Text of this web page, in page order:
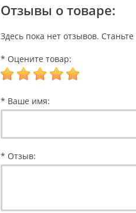
Отзывы о товаре:
Здесь пока нет отзывов.
* Оцените товар:
* Ваше имя:
* Отзыв: